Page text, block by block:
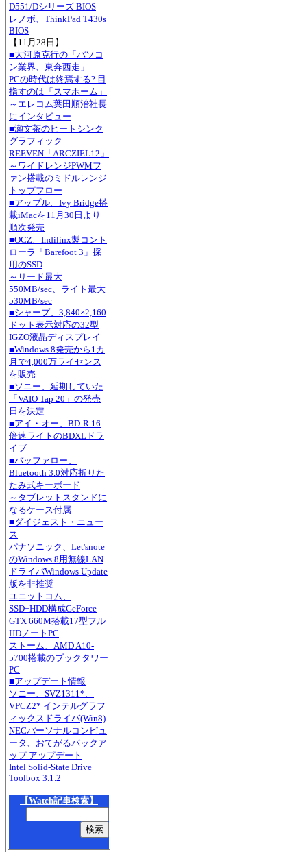
D551/Dシリーズ BIOS
レノボ、ThinkPad T430s
BIOS
【11月28日】
■大河原克行の「パソコ
ン業界、東奔西走」
PCの時代は終焉する? 目
指すのは「スマホーム」
～エレコム葉田順治社長
にインタビュー
■瀬文茶のヒートシンク
グラフィック
REEVEN「ARCZIEL12」
～ワイドレンジPWMフ
ァン搭載のミドルレンジ
トップフロー
■アップル、Ivy Bridge搭
載iMacを11月30日より
順次発売
■OCZ、Indilinx製コント
ローラ「Barefoot 3」採
用のSSD
～リード最大
550MB/sec、ライト最大
530MB/sec
■シャープ、3,840×2,160
ドット表示対応の32型
IGZO液晶ディスプレイ
■Windows 8発売から1カ
月で4,000万ライセンス
を販売
■ソニー、延期していた
「VAIO Tap 20」の発売
日を決定
■アイ・オー、BD-R 16
倍速ライトのBDXLドラ
イブ
■バッファロー、
Bluetooth 3.0対応折りた
たみ式キーボード
～タブレットスタンドに
なるケース付属
■ダイジェスト・ニュー
ス
パナソニック、Let'snote
のWindows 8用無線LAN
ドライバWindows Update
版を非推奨
ユニットコム、
SSD+HDD構成GeForce
GTX 660M搭載17型フル
HDノートPC
ストーム、AMD A10-
5700搭載のブックタワー
PC
■アップデート情報
ソニー、SVZ1311*、
VPCZ2* インテルグラフ
ィックスドライバ(Win8)
NECパーソナルコンピュ
ータ、おてがるバックア
ップ アップデート
Intel Solid-State Drive
Toolbox 3.1.2
【Watch記事検索】